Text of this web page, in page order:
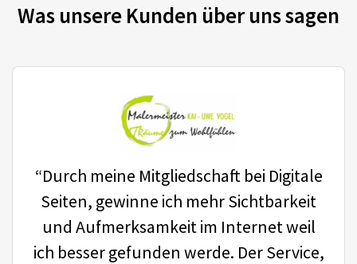
Was unsere Kunden über uns sagen
“Durch meine Mitgliedschaft bei Digitale
Seiten, gewinne ich mehr Sichtbarkeit
und Aufmerksamkeit im Internet weil
ich besser gefunden werde. Der Service,